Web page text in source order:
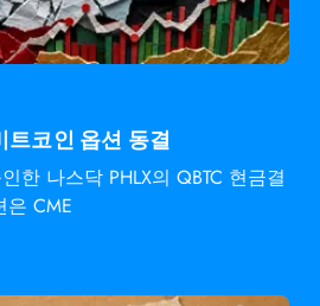
트코인 옵션 동결
한 나스닥 PHLX의 QBTC 현금결
CME